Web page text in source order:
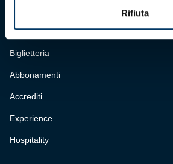
Rifiuta
BIGLIETTERIA
Biglietteria
Abbonamenti
Accrediti
Experience
Hospitality